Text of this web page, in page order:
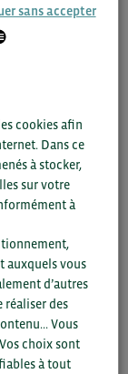
aux
sans accepter
cookies afin
Dans ce
à stocker,
sur votre
à
auxquels vous
d’autres
des
Vous
choix sont
à tout